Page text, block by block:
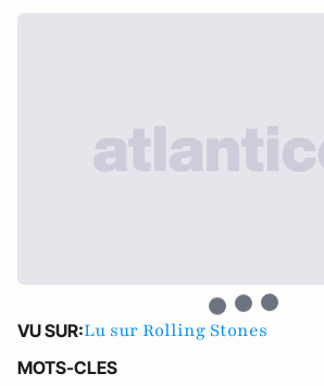
VU SUR:Lu sur Rolling Stones
MOTS-CLES